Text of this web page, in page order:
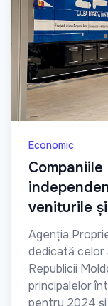
Economic
veniturile
Agenția
dedicată celor
Republicii
principalelor
pentru 2024